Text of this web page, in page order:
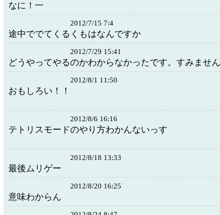
なに！一
2012/7/15 7:4
途中ででてくるくもはなんですか
2012/7/29 15:41
どうやってやるのかわからなかったです。すみませ
2012/8/1 11:50
おもしろい！！
2012/8/6 16:16
テトリスモードのやり方わかん
2012/8/18 13:33
最後ムリゲー
2012/8/20 16:25
意味わからん